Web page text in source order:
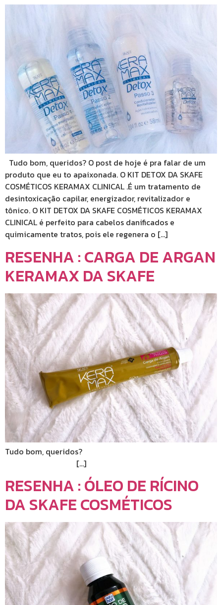
Tudo bom, queridos? O post de hoje é pra falar de um
produto que eu to apaixonada. O KIT DETOX DA SKAFE
COSMÉTICOS KERAMAX CLINICAL .É um tratamento de
desintoxicação capilar, energizador, revitalizador e
tônico. O KIT DETOX DA SKAFE COSMÉTICOS KERAMAX
CLINICAL é perfeito para cabelos danificados e
quimicamente tratos, pois ele regenera o […]
RESENHA : CARGA DE ARGAN
KERAMAX DA SKAFE
Tudo bom, queridos?
[…]
RESENHA : ÓLEO DE RÍCINO
DA SKAFE COSMÉTICOS